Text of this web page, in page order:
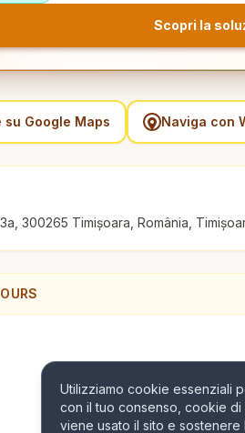
Utilizziamo cookie essenziali
con il tuo consenso, cookie
viene usato il sito e sostenere
Scopri la
su Google Maps Naviga con
300265 Timișoara, România,